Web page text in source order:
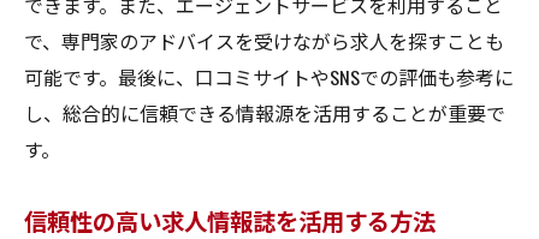
で、専門家のアドバイスを受けながら求人を探すことも
可能です。最後に、口コミサイトやSNSでの評価も参考に
し、総合的に信頼できる情報源を活用することが重要で
す。
信頼性の高い求人情報誌を活用する方法